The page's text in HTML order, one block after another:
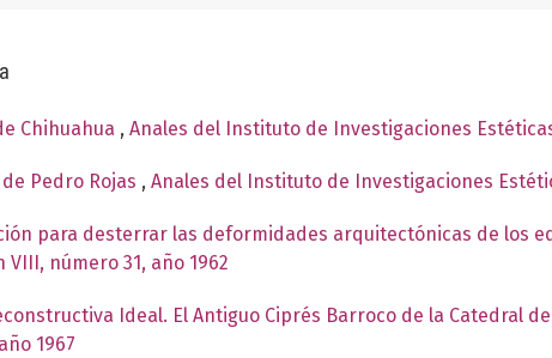
Chihuahua , Anales del Instituto de Investigaciones
Pedro Rojas , Anales del Instituto de Investigaciones
para desterrar las deformidades arquitectónicas de los
número 31, año 1962
Ideal. El Antiguo Ciprés Barroco de la Catedral
1967